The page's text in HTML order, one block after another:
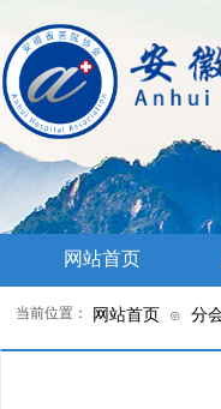
网站首页
网站首页 ⊙ 分
当前位置：